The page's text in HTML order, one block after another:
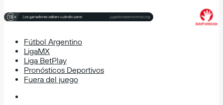
Fútbol Argentino
LigaMX
Liga BetPlay
Pronósticos Deportivos
Fuera del juego